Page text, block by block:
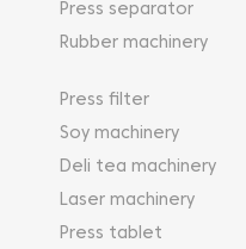
Press separator
Rubber machinery
Press filter
Soy machinery
Deli tea machinery
Laser machinery
Press tablet